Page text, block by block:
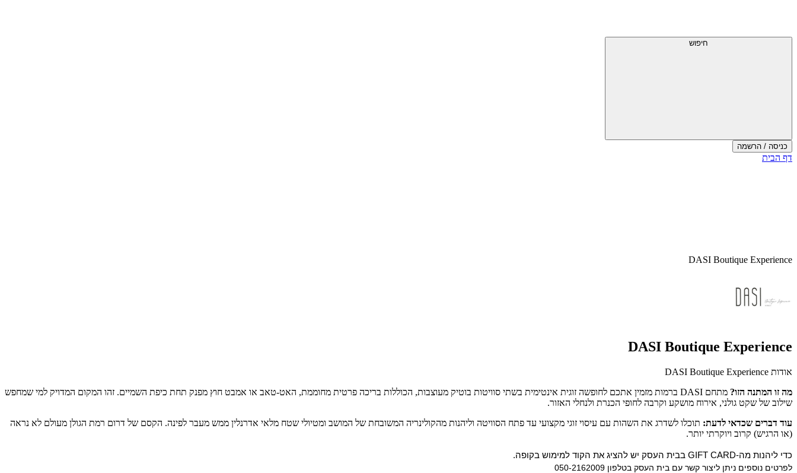
עליון
חיפוש
כניסה / הרשמה
סוף
דף הבית
DASI Boutique Experience
DASI Boutique Experience
אודות DASI Boutique Experience
מה זו המתנה הזו?
מתחם DASI ברמות מזמין אתכם לחופשה זוגית אינטימית בשתי סוויטות בוטיק מעוצבות, הכוללות בריכה פרטית מחוממת, האט-טאב או אמבט חוץ מפנק תחת כיפת השמיים. זהו המקום המדויק למי שמחפש
שילוב של שקט גולני, אירוח מושקע וקרבה לחופי הכנרת ולנחלי האזור.
עוד דברים שכדאי לדעת: תוכלו לשדרג את השהות עם עיסוי זוגי מקצועי עד פתח הסוויטה וליהנות מהקולינריה המשובחת של המושב ומטיולי שטח מלאי אדרנלין ממש מעבר לפינה. הקסם של דרום רמת הגולן מעולם לא נראה
(או הרגיש) קרוב ויוקרתי יותר.
כדי ליהנות מה-GIFT CARD בבית העסק יש להציג את הקוד למימוש בקופה.
לפרטים נוספים ניתן ליצור קשר עם בית העסק בטלפון 050-2162009